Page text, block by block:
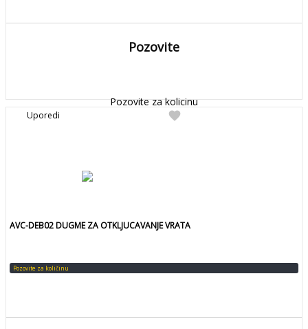
Pozovite
Pozovite za kolicinu
favorite
Uporedi
AVC-DEB02 DUGME ZA OTKLJUCAVANJE VRATA
Pozovite za količinu